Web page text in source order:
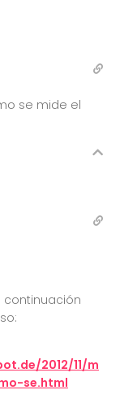
se mide el
continuación
2012/11/m
se.html